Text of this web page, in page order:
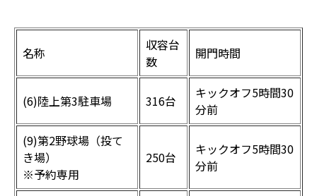
名称
収容台
数
開門時間
(6)陸上第3駐車場 316台
キックオフ5時間30
分前
(9)第2野球場（投て
き場）
※予約専用
250台
キックオフ5時間30
分前